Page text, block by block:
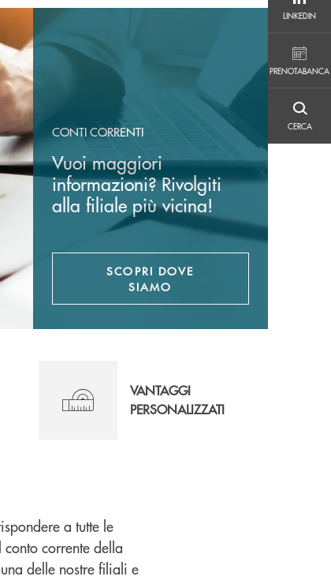
LINKEDIN
LINKEDIN
PRENOTABANCA
CERCA
CERCA
CONTI CORRENTI
Vuoi maggiori
informazioni? Rivolgiti
alla filiale più vicina!
SCOPRI DOVE
SIAMO
VANTAGGI
PERSONALIZZATI
a tutte le
corrente della
delle nostre filiali e